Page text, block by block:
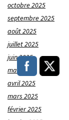
octobre 2025
septembre 2025
août 2025
juillet 2025
juin 2025
mai 2025
avril 2025
mars 2025
février 2025